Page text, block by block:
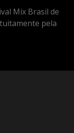
Mix Brasil de
pela